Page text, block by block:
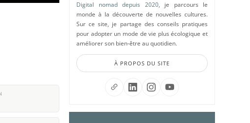
Digital nomad depuis 2020, je parcours le
monde à la découverte de nouvelles cultures.
Sur ce site, je partage des conseils pratiques
pour adopter un mode de vie plus écologique et
améliorer son bien-être au quotidien.
À PROPOS DU SITE